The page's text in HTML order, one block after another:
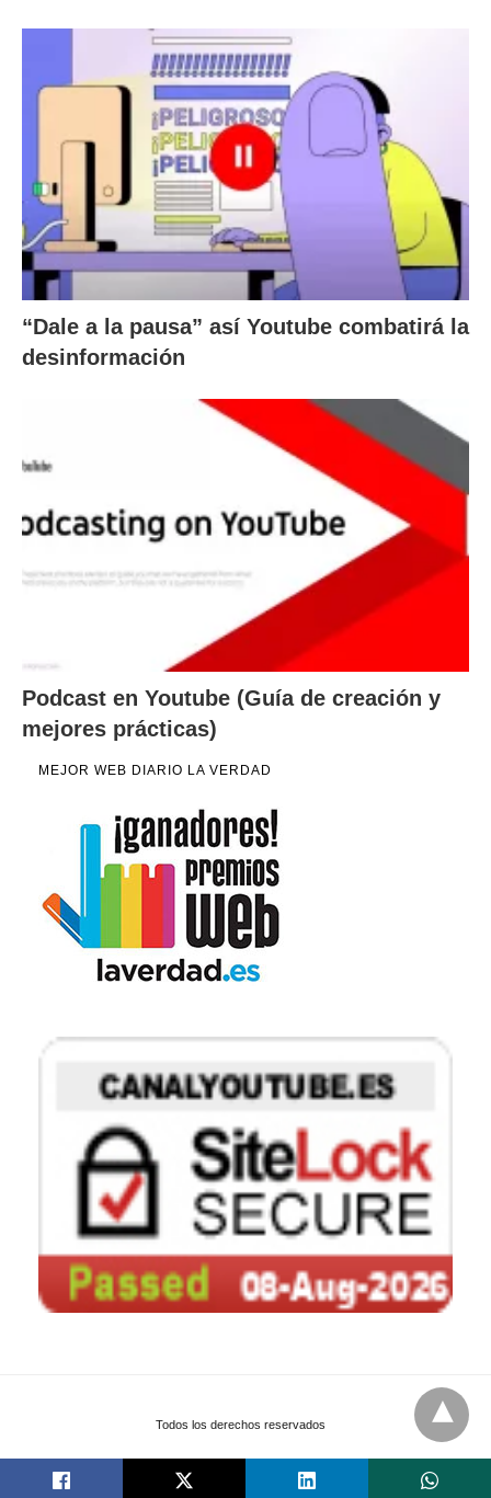
“Dale a la pausa” así Youtube combatirá la
desinformación
Podcast en Youtube (Guía de creación y
mejores prácticas)
MEJOR WEB DIARIO LA VERDAD
Todos los derechos reservados